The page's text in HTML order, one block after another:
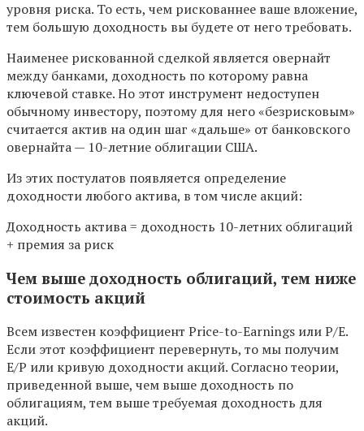
уровня риска. То есть, чем рискованнее ваше вложение,
тем большую доходность вы будете от него требовать.
Наименее рискованной сделкой является овернайт
между банками, доходность по которому равна
ключевой ставке. Но этот инструмент недоступен
обычному инвестору, поэтому для него «безрисковым»
считается актив на один шаг «дальше» от банковского
овернайта — 10-летние облигации США.
Из этих постулатов появляется определение
доходности любого актива, в том числе акций:
Доходность актива = доходность 10-летних облигаций
+ премия за риск
Чем выше доходность облигаций, тем ниже
стоимость акций
Всем известен коэффициент Price-to-Earnings или P/E.
Если этот коэффициент перевернуть, то мы получим
E/P или кривую доходности акций. Согласно теории,
приведенной выше, чем выше доходность по
облигациям, тем выше требуемая доходность для
акций.